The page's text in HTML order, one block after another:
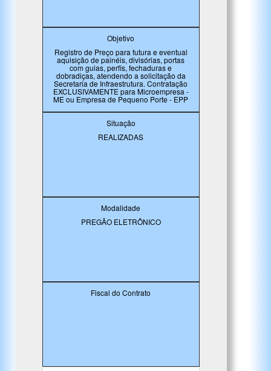
Objetivo
Registro de Preço para futura e eventual
aquisição de painéis, divisórias, portas
com guias, perfis, fechaduras e
dobradiças, atendendo a solicitação da
Secretaria de Infraestrutura. Contratação
EXCLUSIVAMENTE para Microempresa -
ME ou Empresa de Pequeno Porte - EPP
Situação
REALIZADAS
Modalidade
PREGÃO ELETRÔNICO
Fiscal do Contrato